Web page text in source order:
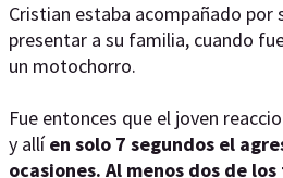
Cristian estaba acompañado por
presentar a su familia, cuando
un motochorro.
Fue entonces que el joven
y allíen solo 7 segundos el
ocasiones. Al menos dos de